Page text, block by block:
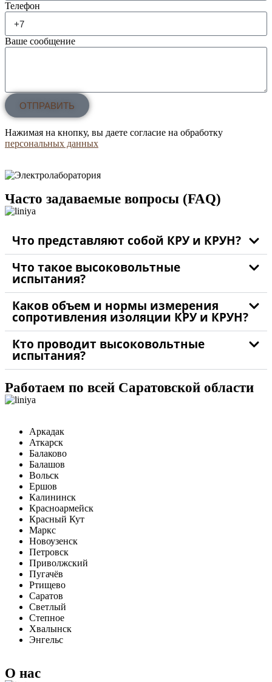
Телефон
Ваше сообщение
ОТПРАВИТЬ
Нажимая на кнопку, вы даете согласие на обработку
персональных данных
Часто задаваемые вопросы (FAQ)
Что представляют собой КРУ и КРУН?
Что такое высоковольтные
испытания?
Каков объем и нормы измерения
сопротивления изоляции КРУ и КРУН?
Кто проводит высоковольтные
испытания?
Работаем по всей Саратовской области
Аркадак
Аткарск
Балаково
Балашов
Вольск
Ершов
Калининск
Красноармейск
Красный Кут
Маркс
Новоузенск
Петровск
Приволжский
Пугачёв
Ртищево
Саратов
Светлый
Степное
Хвалынск
Энгельс
О нас